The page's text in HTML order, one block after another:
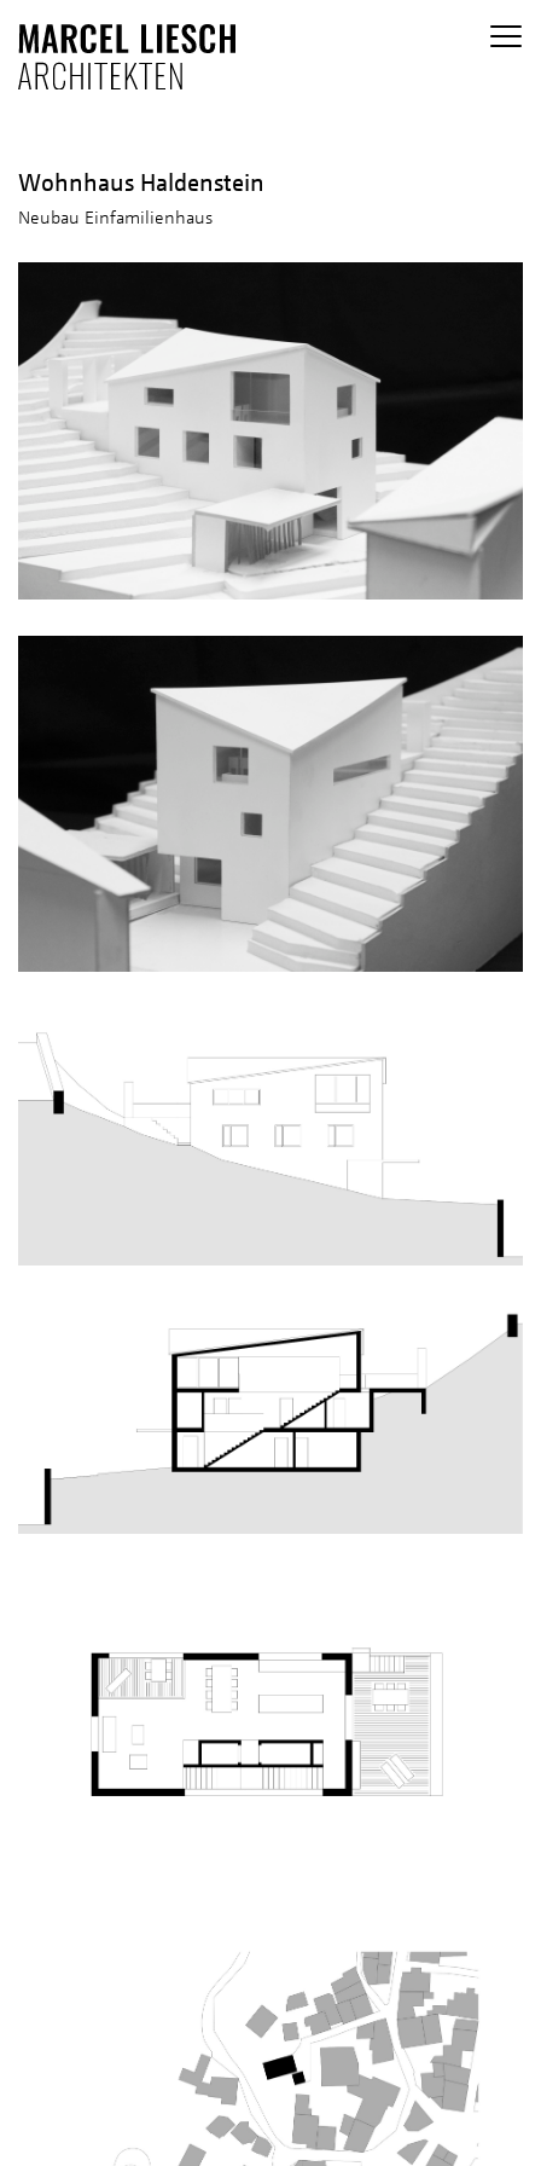
Wohnhaus Haldenstein
Neubau Einfamilienhaus